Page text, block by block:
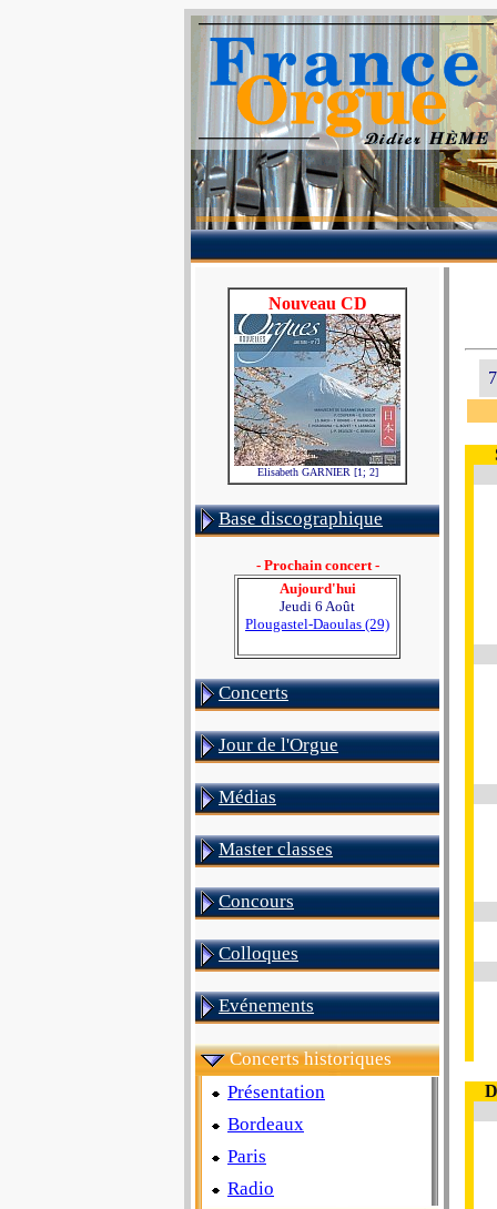
Nouveau CD
Elisabeth GARNIER [1; 2]
Base discographique
- Prochain concert -
Aujourd'hui
Jeudi 6 Août
Plougastel-Daoulas (29)
Concerts
Jour de l'Orgue
Médias
Master classes
Concours
Colloques
Evénements
Concerts historiques
Présentation
Bordeaux
Paris
Radio